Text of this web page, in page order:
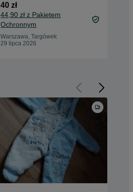
40 zł
44,90 zł z Pakietem
Ochronnym
Warszawa, Targówek
29 lipca 2026